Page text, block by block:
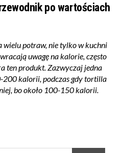
po wartościach
potraw, nie tylko w kuchni
uwagę na kalorie, często
ten produkt. Zazwyczaj jedna
200 kalorii, podczas gdy tortilla
bo około 100-150 kalorii.